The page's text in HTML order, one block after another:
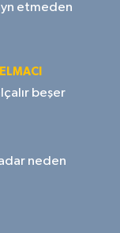
etmeden
beşer
neden